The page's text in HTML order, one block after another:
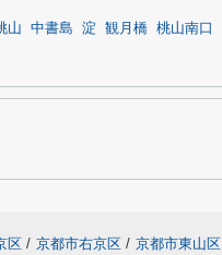
山 中書島 淀 観月橋 桃山南口
区 / 京都市右京区 / 京都市東山区